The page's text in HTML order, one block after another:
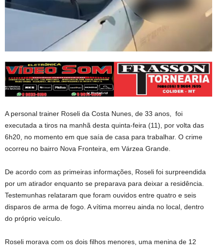
A personal trainer Roseli da Costa Nunes, de 33 anos, foi
executada a tiros na manhã desta quinta-feira (11), por volta das
6h20, no momento em que saía de casa para trabalhar. O crime
ocorreu no bairro Nova Fronteira, em Várzea Grande.
De acordo com as primeiras informações, Roseli foi surpreendida
por um atirador enquanto se preparava para deixar a residência.
Testemunhas relataram que foram ouvidos entre quatro e seis
disparos de arma de fogo. A vítima morreu ainda no local, dentro
do próprio veículo.
Roseli morava com os dois filhos menores, uma menina de 12